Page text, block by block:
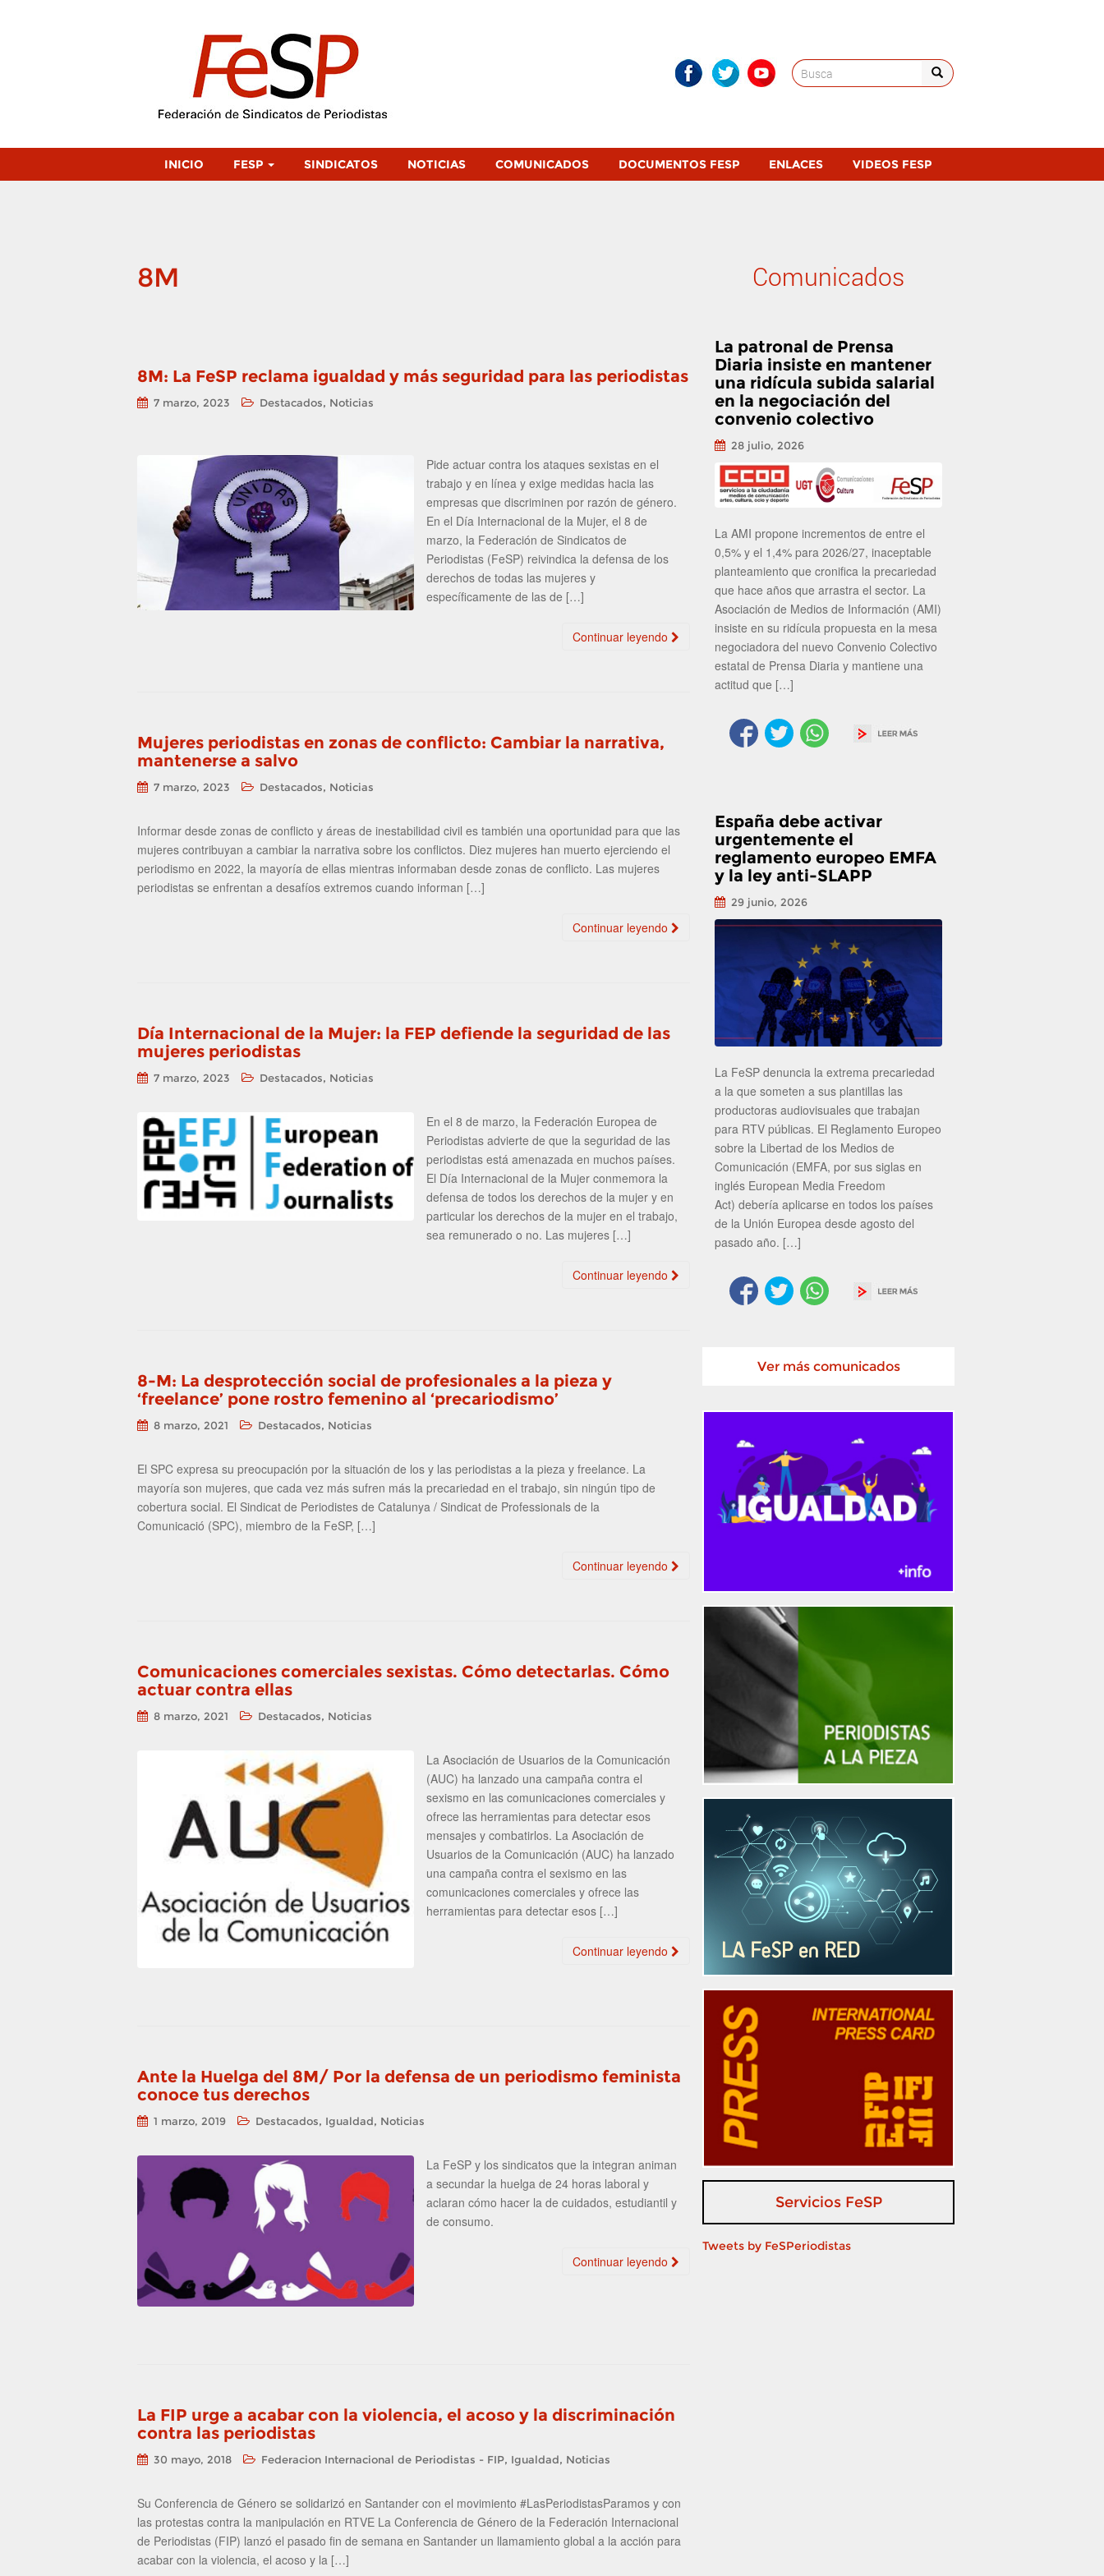
Search
for:
INICIO FESP SINDICATOS NOTICIAS COMUNICADOS DOCUMENTOS FESP ENLACES VIDEOS FESP
8M
8M: La FeSP reclama igualdad y más seguridad para las periodistas
7 marzo, 2023 Destacados, Noticias
Pide actuar contra los ataques sexistas en el
trabajo y en línea y exige medidas hacia las
empresas que discriminen por razón de género.
En el Día Internacional de la Mujer, el 8 de
marzo, la Federación de Sindicatos de
Periodistas (FeSP) reivindica la defensa de los
derechos de todas las mujeres y
específicamente de las de […]
Continuar leyendo
Mujeres periodistas en zonas de conflicto: Cambiar la narrativa,
mantenerse a salvo
7 marzo, 2023 Destacados, Noticias
Informar desde zonas de conflicto y áreas de inestabilidad civil es también una oportunidad para que las
mujeres contribuyan a cambiar la narrativa sobre los conflictos. Diez mujeres han muerto ejerciendo el
periodismo en 2022, la mayoría de ellas mientras informaban desde zonas de conflicto. Las mujeres
periodistas se enfrentan a desafíos extremos cuando informan […]
Continuar leyendo
Día Internacional de la Mujer: la FEP defiende la seguridad de las
mujeres periodistas
7 marzo, 2023 Destacados, Noticias
En el 8 de marzo, la Federación Europea de
Periodistas advierte de que la seguridad de las
periodistas está amenazada en muchos países.
El Día Internacional de la Mujer conmemora la
defensa de todos los derechos de la mujer y en
particular los derechos de la mujer en el trabajo,
sea remunerado o no. Las mujeres […]
Continuar leyendo
8-M: La desprotección social de profesionales a la pieza y
‘freelance’ pone rostro femenino al ‘precariodismo’
8 marzo, 2021 Destacados, Noticias
El SPC expresa su preocupación por la situación de los y las periodistas a la pieza y freelance. La
mayoría son mujeres, que cada vez más sufren más la precariedad en el trabajo, sin ningún tipo de
cobertura social. El Sindicat de Periodistes de Catalunya / Sindicat de Professionals de la
Comunicació (SPC), miembro de la FeSP, […]
Continuar leyendo
Comunicaciones comerciales sexistas. Cómo detectarlas. Cómo
actuar contra ellas
8 marzo, 2021 Destacados, Noticias
La Asociación de Usuarios de la Comunicación
(AUC) ha lanzado una campaña contra el
sexismo en las comunicaciones comerciales y
ofrece las herramientas para detectar esos
mensajes y combatirlos. La Asociación de
Usuarios de la Comunicación (AUC) ha lanzado
una campaña contra el sexismo en las
comunicaciones comerciales y ofrece las
herramientas para detectar esos […]
Continuar leyendo
Ante la Huelga del 8M/ Por la defensa de un periodismo feminista
conoce tus derechos
1 marzo, 2019 Destacados, Igualdad, Noticias
La FeSP y los sindicatos que la integran animan
a secundar la huelga de 24 horas laboral y
aclaran cómo hacer la de cuidados, estudiantil y
de consumo.
Continuar leyendo
La FIP urge a acabar con la violencia, el acoso y la discriminación
contra las periodistas
30 mayo, 2018 Federacion Internacional de Periodistas - FIP, Igualdad, Noticias
Su Conferencia de Género se solidarizó en Santander con el movimiento #LasPeriodistasParamos y con
las protestas contra la manipulación en RTVE La Conferencia de Género de la Federación Internacional
de Periodistas (FIP) lanzó el pasado fin de semana en Santander un llamamiento global a la acción para
acabar con la violencia, el acoso y la […]
Comunicados
La patronal de Prensa
Diaria insiste en mantener
una ridícula subida salarial
en la negociación del
convenio colectivo
28 julio, 2026
La AMI propone incrementos de entre el
0,5% y el 1,4% para 2026/27, inaceptable
planteamiento que cronifica la precariedad
que hace años que arrastra el sector. La
Asociación de Medios de Información (AMI)
insiste en su ridícula propuesta en la mesa
negociadora del nuevo Convenio Colectivo
estatal de Prensa Diaria y mantiene una
actitud que […]
España debe activar
urgentemente el
reglamento europeo EMFA
y la ley anti-SLAPP
29 junio, 2026
La FeSP denuncia la extrema precariedad
a la que someten a sus plantillas las
productoras audiovisuales que trabajan
para RTV públicas. El Reglamento Europeo
sobre la Libertad de los Medios de
Comunicación (EMFA, por sus siglas en
inglés European Media Freedom
Act) debería aplicarse en todos los países
de la Unión Europea desde agosto del
pasado año. […]
Ver más comunicados
Servicios FeSP
Tweets by FeSPeriodistas